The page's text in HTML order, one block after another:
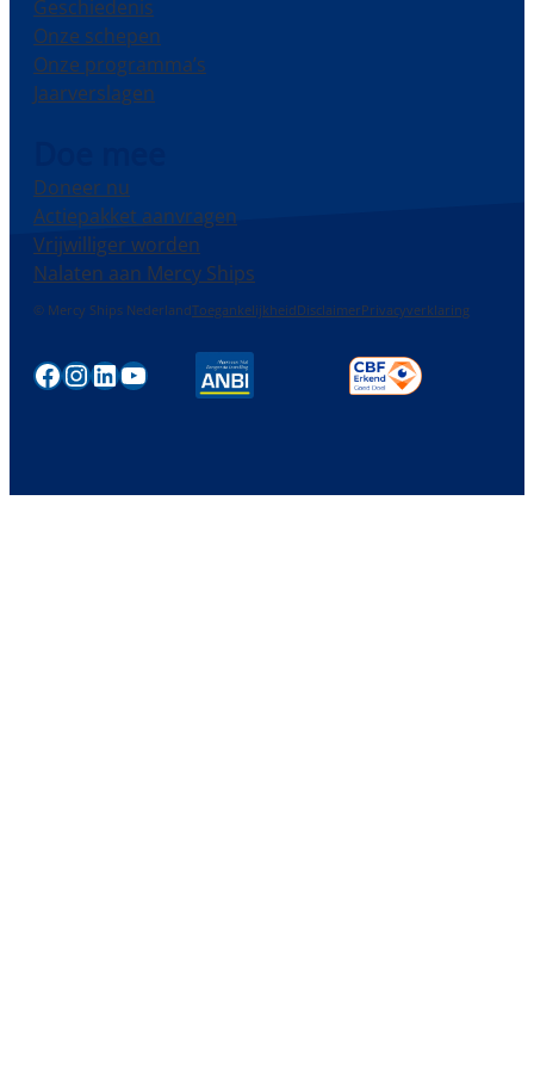
Geschiedenis
Onze schepen
Onze programma’s
Jaarverslagen
Doneer nu
Actiepakket aanvragen
Vrijwilliger worden
Nalaten aan Mercy Ships
© Mercy Ships NederlandToegankelijkheidDisclaimerPrivacyverklaring
Facebook
Instagram
LinkedIn
YouTube